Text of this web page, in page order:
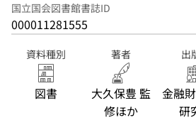
国立国会図書館書誌ID
000011281555
資料種別
図書
著者
大久保豊 監
修ほか
出
金融
研